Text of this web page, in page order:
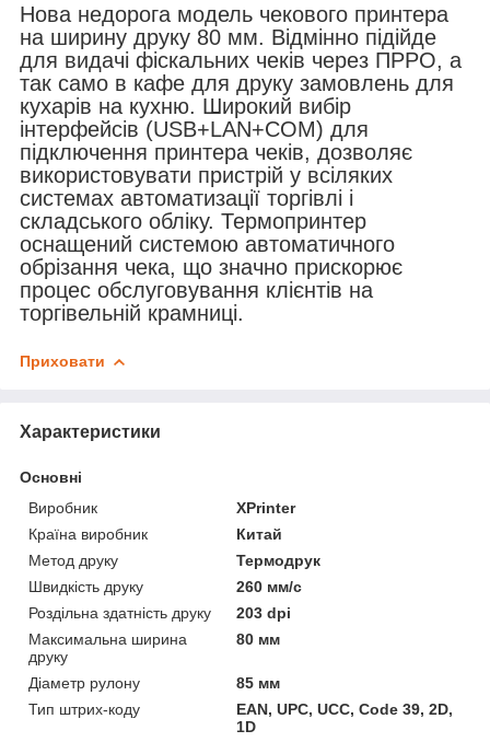
Нова недорога модель чекового принтера
на ширину друку 80 мм. Відмінно підійде
для видачі фіскальних чеків через ПРРО, а
так само в кафе для друку замовлень для
кухарів на кухню. Широкий вибір
інтерфейсів (USB+LAN+COM) для
підключення принтера чеків, дозволяє
використовувати пристрій у всіляких
системах автоматизації торгівлі і
складського обліку. Термопринтер
оснащений системою автоматичного
обрізання чека, що значно прискорює
процес обслуговування клієнтів на
торгівельній крамниці.
Приховати
Характеристики
Основні
Виробник
XPrinter
Країна виробник
Китай
Метод друку
Термодрук
Швидкість друку
260 мм/с
Роздільна здатність друку
203 dpi
Максимальна ширина
друку
80 мм
Діаметр рулону
85 мм
Тип штрих-коду
EAN, UPC, UCC, Code 39, 2D,
1D